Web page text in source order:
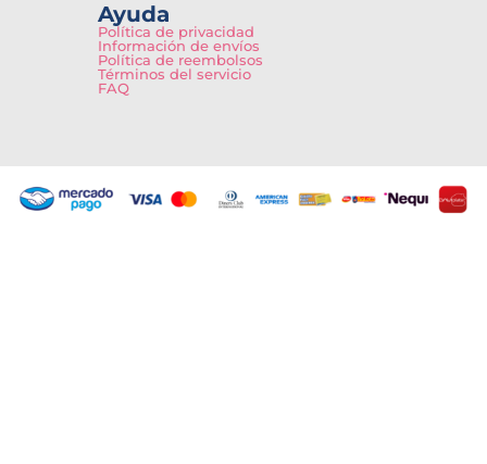
Ayuda
Política de privacidad
Información de envíos
Política de reembolsos
Términos del servicio
FAQ